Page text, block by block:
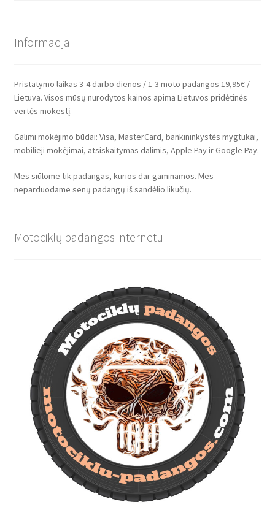
Informacija
Pristatymo laikas 3-4 darbo dienos / 1-3 moto padangos 19,95€ /
Lietuva. Visos mūsų nurodytos kainos apima Lietuvos pridėtinės
vertės mokestį.
Galimi mokėjimo būdai: Visa, MasterCard, bankininkystės mygtukai,
mobilieji mokėjimai, atsiskaitymas dalimis, Apple Pay ir Google Pay.
Mes siūlome tik padangas, kurios dar gaminamos. Mes
neparduodame senų padangų iš sandėlio likučių.
Motociklų padangos internetu